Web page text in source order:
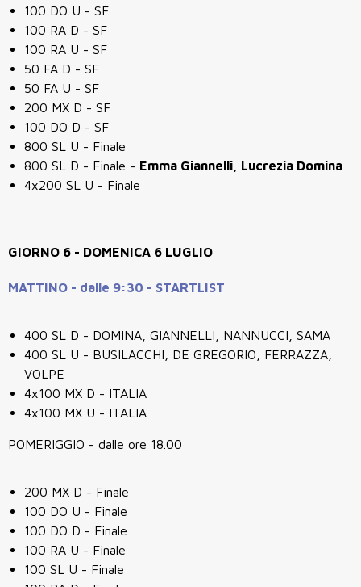
100 DO U - SF
100 RA D - SF
100 RA U - SF
50 FA D - SF
50 FA U - SF
200 MX D - SF
100 DO D - SF
800 SL U - Finale
800 SL D - Finale - Emma Giannelli, Lucrezia Domina
4x200 SL U - Finale
GIORNO 6 - DOMENICA 6 LUGLIO
MATTINO - dalle 9:30 - STARTLIST
400 SL D - DOMINA, GIANNELLI, NANNUCCI, SAMA
400 SL U - BUSILACCHI, DE GREGORIO, FERRAZZA,
VOLPE
4x100 MX D - ITALIA
4x100 MX U - ITALIA
POMERIGGIO - dalle ore 18.00
200 MX D - Finale
100 DO U - Finale
100 DO D - Finale
100 RA U - Finale
100 SL U - Finale